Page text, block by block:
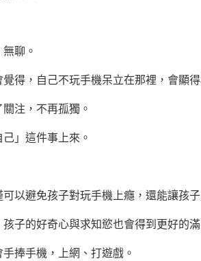
聊。
，自己不玩手機呆立在那裡，會顯得
注，不再孤獨。
」這件事上來。
避免孩子對玩手機上癮，還能讓孩子
的好奇心與求知慾也會得到更好的滿
捧手機，上網、打遊戲。